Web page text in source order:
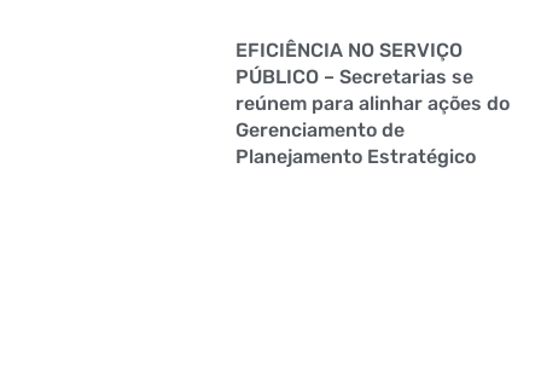
EFICIÊNCIA NO SERVIÇO
PÚBLICO – Secretarias se
reúnem para alinhar ações do
Gerenciamento de
Planejamento Estratégico